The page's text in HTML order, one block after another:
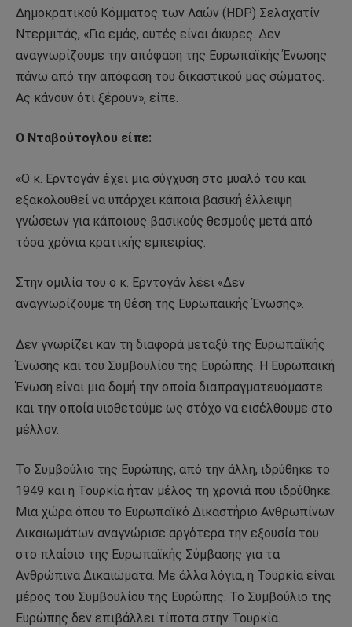
Δημοκρατικού Κόμματος των Λαών (HDP) Σελαχατίν
Ντερμιτάς, «Για εμάς, αυτές είναι άκυρες. Δεν
αναγνωρίζουμε την απόφαση της Ευρωπαϊκής Ένωσης
πάνω από την απόφαση του δικαστικού μας σώματος.
Ας κάνουν ότι ξέρουν», είπε.
Ο Νταβούτογλου είπε:
«Ο κ. Ερντογάν έχει μια σύγχυση στο μυαλό του και
εξακολουθεί να υπάρχει κάποια βασική έλλειψη
γνώσεων για κάποιους βασικούς θεσμούς μετά από
τόσα χρόνια κρατικής εμπειρίας.
Στην ομιλία του ο κ. Ερντογάν λέει «Δεν
αναγνωρίζουμε τη θέση της Ευρωπαϊκής Ένωσης».
Δεν γνωρίζει καν τη διαφορά μεταξύ της Ευρωπαϊκής
Ένωσης και του Συμβουλίου της Ευρώπης. Η Ευρωπαϊκή
Ένωση είναι μια δομή την οποία διαπραγματευόμαστε
και την οποία υιοθετούμε ως στόχο να εισέλθουμε στο
μέλλον.
Το Συμβούλιο της Ευρώπης, από την άλλη, ιδρύθηκε το
1949 και η Τουρκία ήταν μέλος τη χρονιά που ιδρύθηκε.
Μια χώρα όπου το Ευρωπαϊκό Δικαστήριο Ανθρωπίνων
Δικαιωμάτων αναγνώρισε αργότερα την εξουσία του
στο πλαίσιο της Ευρωπαϊκής Σύμβασης για τα
Ανθρώπινα Δικαιώματα. Με άλλα λόγια, η Τουρκία είναι
μέρος του Συμβουλίου της Ευρώπης. Το Συμβούλιο της
Ευρώπης δεν επιβάλλει τίποτα στην Τουρκία.